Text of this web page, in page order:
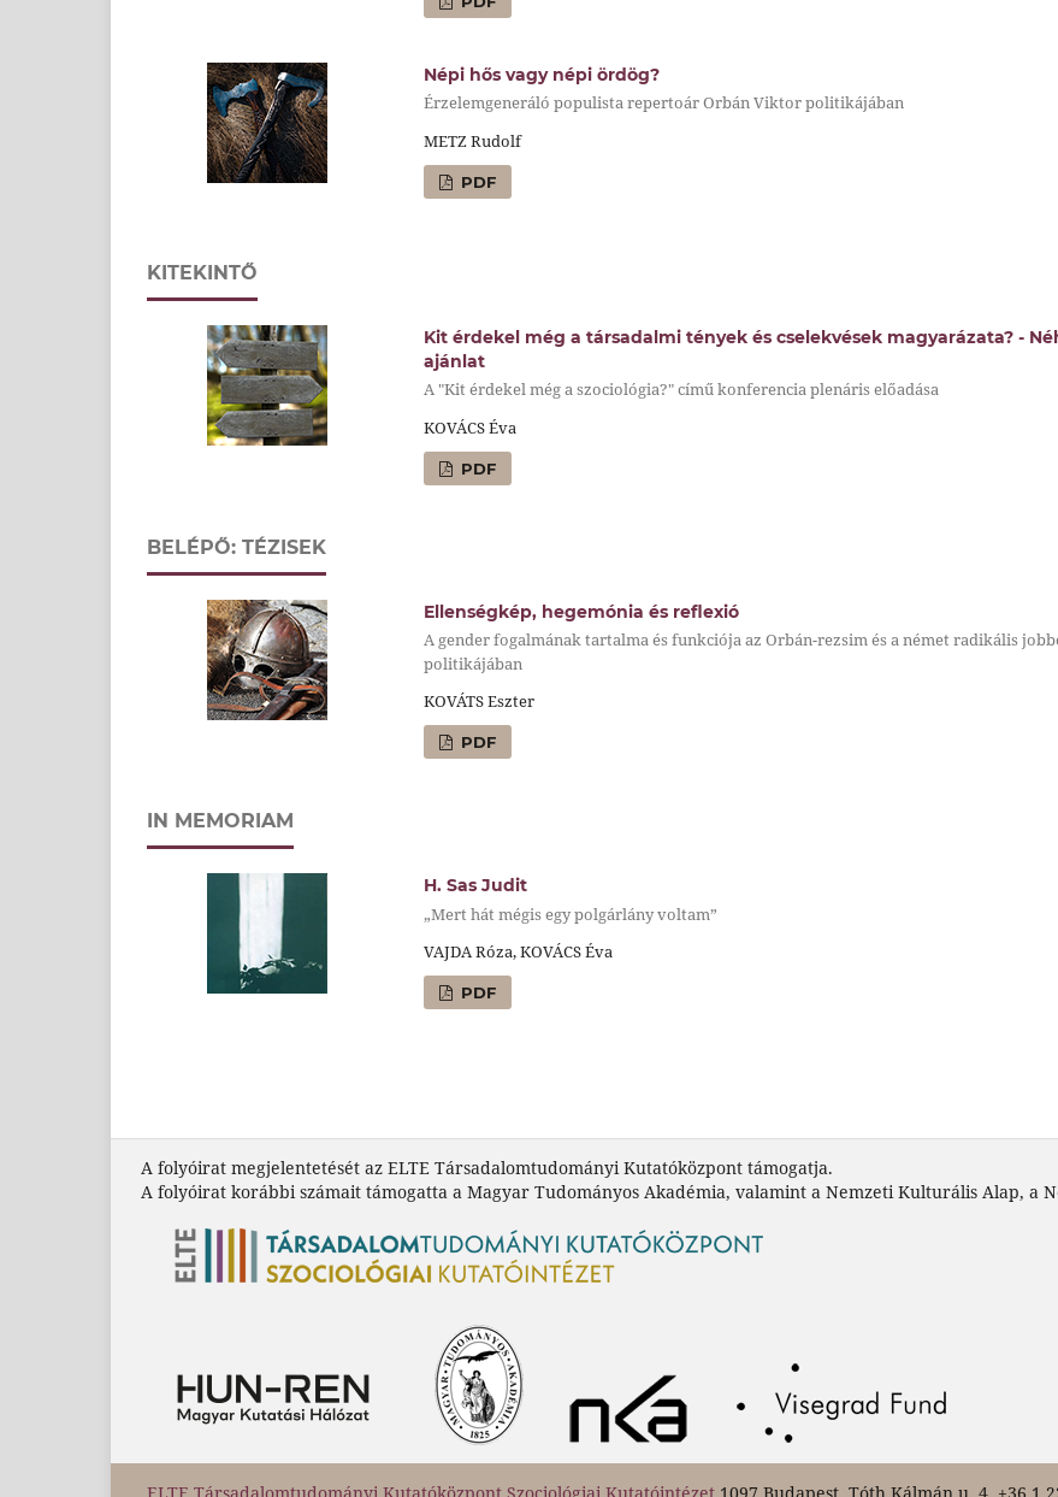
Népi hős vagy népi ördög?
Érzelemgeneráló populista repertoár Orbán Viktor politikájában
METZ Rudolf
PDF
KITEKINTŐ
Kit érdekel még a társadalmi tények és cselekvések magyarázata? -
ajánlat
A "Kit érdekel még a szociológia?" című konferencia plenáris előadása
KOVÁCS Éva
PDF
BELÉPŐ: TÉZISEK
Ellenségkép, hegemónia és reflexió
A gender fogalmának tartalma és funkciója az Orbán-rezsim és a német radikális
politikájában
KOVÁTS Eszter
PDF
IN MEMORIAM
H. Sas Judit
„Mert hát mégis egy polgárlány voltam”
VAJDA Róza, KOVÁCS Éva
PDF
A folyóirat megjelentetését az ELTE Társadalomtudományi Kutatóközpont támogatja.
A folyóirat korábbi számait támogatta a Magyar Tudományos Akadémia, valamint a Nemzeti Kulturális Alap, a